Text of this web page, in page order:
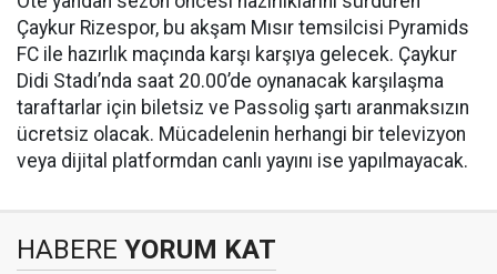
Çaykur Rizespor, bu akşam Mısır temsilcisi Pyramids
FC ile hazırlık maçında karşı karşıya gelecek. Çaykur
Didi Stadı’nda saat 20.00’de oynanacak karşılaşma
taraftarlar için biletsiz ve Passolig şartı aranmaksızın
ücretsiz olacak. Mücadelenin herhangi bir televizyon
veya dijital platformdan canlı yayını ise yapılmayacak.
HABERE YORUM KAT